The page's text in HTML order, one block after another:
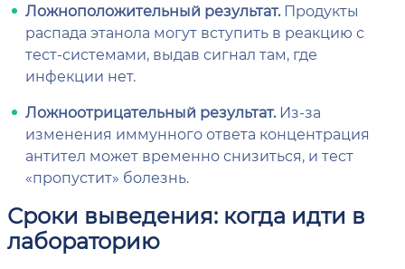
Ложноположительный результат.Продукты
распада этанола могут вступить в реакцию с
тест-системами, выдав сигнал там, где
инфекции нет.
Ложноотрицательный результат.Из-за
изменения иммунного ответа концентрация
антител может временно снизиться, и тест
«пропустит» болезнь.
Сроки выведения: когда идти в
лабораторию